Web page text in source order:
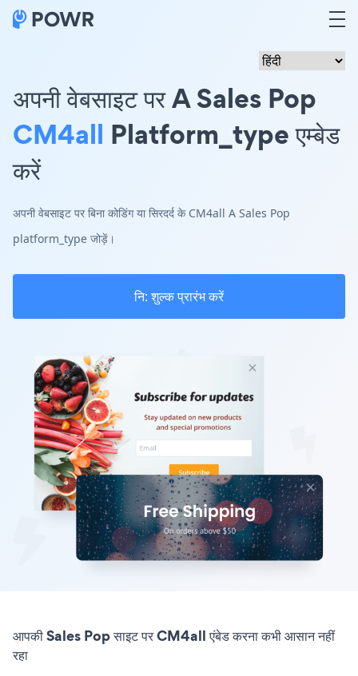
अपनी वेबसाइट पर A Sales Pop
CM4all Platform_type एम्बेड
करें
अपनी वेबसाइट पर बिना कोडिंग या सिरदर्द के CM4all A Sales Pop
platform_type जोड़ें।
नि: शुल्क प्रारंभ करें
आपकी Sales Pop साइट पर CM4all एंबेड करना कभी आसान नहीं
रहा